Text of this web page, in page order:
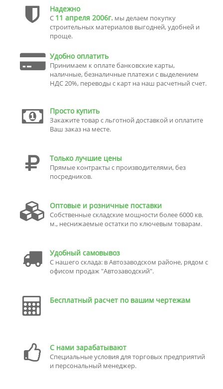
Надежно
С 11 апреля 2006г. мы делаем покупку
строительных материалов выгодней, удобней и
проще.
Удобно оплатить
Принимаем к оплате банковские карты,
наличные, безналичные платежи с выделением
НДС 20%, переводы с карт на наш расчетный счет.
Просто купить
Закажите товар с льготной доставкой и оплатите
Ваш заказ на месте.
Только лучшие цены
Прямые контракты с производителями, без
посредников.
Оптовые и розничные поставки
Собственные складские мощности более 6000 кв.
м., неснижаемые остатки по ключевым товарам.
Удобный самовывоз
С нашего склада: в Автозаводском районе, рядом с
офисом продаж "Автозаводский".
Бесплатный расчет по вашим чертежам
С нами зарабатывают
Специальные условия для торговых предприятий
и персональный менеджер.